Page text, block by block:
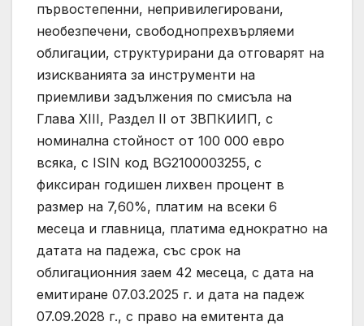
първостепенни, непривилегировани,
необезпечени, свободнопрехвърляеми
облигации, структурирани да отговарят на
изискванията за инструменти на
приемливи задължения по смисъла на
Глава XIII, Раздел II от ЗВПКИИП, с
номинална стойност от 100 000 евро
всяка, с ISIN код BG2100003255, с
фиксиран годишен лихвен процент в
размер на 7,60%, платим на всеки 6
месеца и главница, платима еднократно на
датата на падежа, със срок на
облигационния заем 42 месеца, с дата на
емитиране 07.03.2025 г. и дата на падеж
07.09.2028 г., с право на емитента да